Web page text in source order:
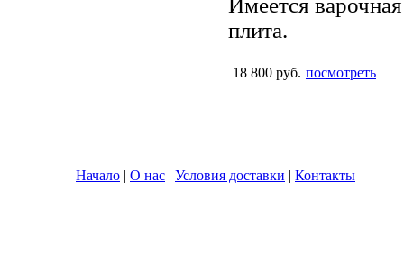
Имеется варочная
плита.
18 800 руб. посмотреть
Начало | О нас | Условия доставки | Контакты